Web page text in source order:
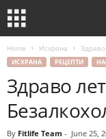
Home Исхрана
ИСХРАНА РЕЦЕПТИ
Здраво
By Fitlife Team - June 25,